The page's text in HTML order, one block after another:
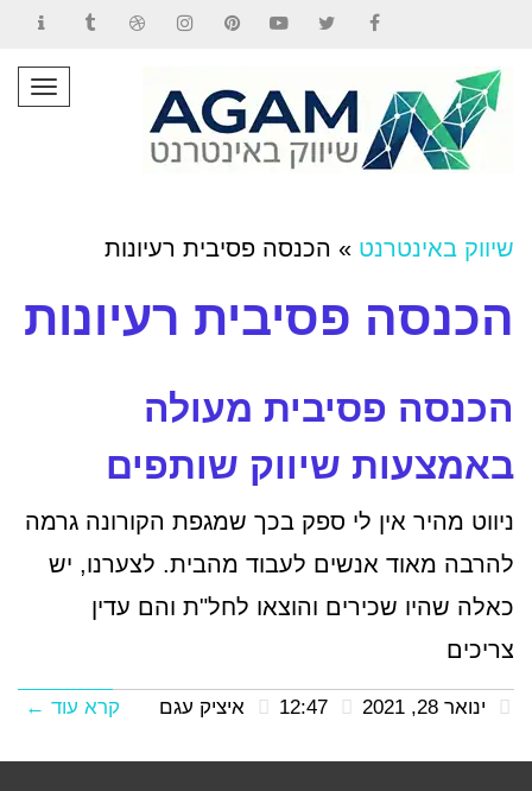
שיווק באינטרנט » הכנסה פסיבית רעיונות
הכנסה פסיבית רעיונות
הכנסה פסיבית מעולה
באמצעות שיווק שותפים
ניווט מהיר אין לי ספק בכך שמגפת הקורונה גרמה
להרבה מאוד אנשים לעבוד מהבית. לצערנו, יש
כאלה שהיו שכירים והוצאו לחל"ת והם עדין
צריכים
ינואר 28, 2021 איציק עגם קרא עוד ←